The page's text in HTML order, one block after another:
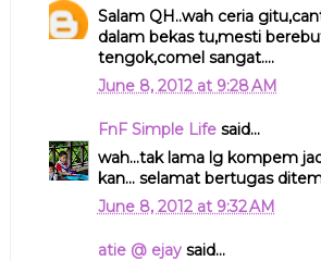
Salam QH..wah ceria
dalam bekas tu,mesti
tengok,comel sangat....
June 8, 2012 at 9:28 AM
FnF Simple Lifesaid...
wah...tak lama lg kompem
kan... selamat bertugas
June 8, 2012 at 9:32 AM
atie @ ejaysaid...